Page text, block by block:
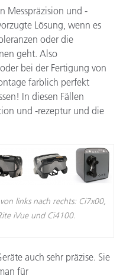
Messpräzision und -
Lösung, wenn es
oder die
geht. Also
bei der Fertigung von
farblich perfekt
In diesen Fällen
und -rezeptur und die
links nach rechts: Ci7x00,
iVue und Ci4100.
auch sehr präzise. Sie
für